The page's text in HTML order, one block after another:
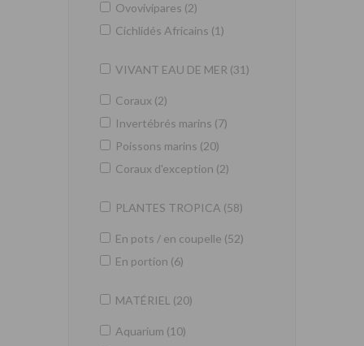
Ovovivipares (2)
Cichlidés Africains (1)
VIVANT EAU DE MER (31)
Coraux (2)
Invertébrés marins (7)
Poissons marins (20)
Coraux d'exception (2)
PLANTES TROPICA (58)
En pots / en coupelle (52)
En portion (6)
MATÉRIEL (20)
Aquarium (10)